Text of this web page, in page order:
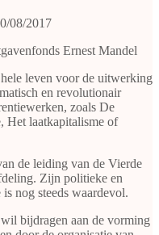
08/2017
leven voor de uitwerking
en revolutionair
zoals De
Het laatkapitalisme of
de leiding van de Vierde
Zijn politieke en
nog steeds waardevol.
bijdragen aan de vorming